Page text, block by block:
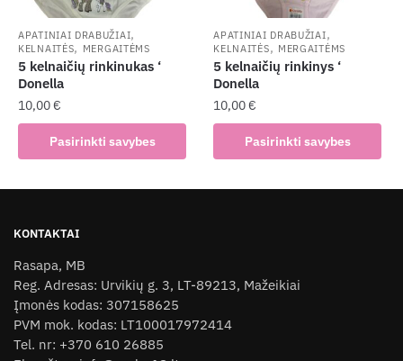
the
product
page
APATINIAI DRABUŽIAI,
KELNAITĖS, MERGAITĖMS
5 kelnaičių rinkinukas ‘
Donella
10,00€
Pasirinkti savybes
product
The
options
may
be
chosen
on
APATINIAI DRABUŽIAI,
KELNAITĖS, MERGAITĖMS
5 kelnaičių rinkinys ‘
Donella
10,00€
Pasirinkti savybes
product
may
chosen
KONTAKTAI
Rasapa, MB
Reg. Adresas: Urvikių g. 3, LT-89213, Mažeikiai
Įmonės kodas: 307158625
PVM mok. kodas: LT100017972414
Tel. nr: +370 610 26885